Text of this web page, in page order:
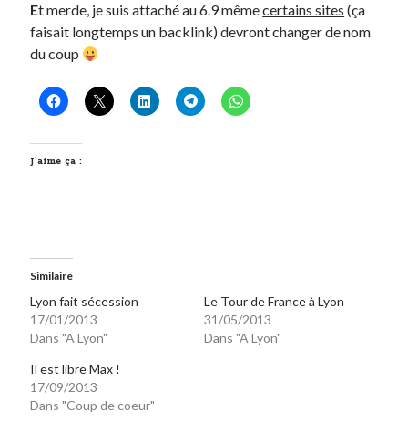
Et merde, je suis attaché au 6.9 mêmecertains sites (ça
faisait longtemps un backlink) devront changer de nom
du coup
J’aime ça :
Similaire
Lyon fait sécession
17/01/2013
Dans "A Lyon"
Le Tour de France à Lyon
31/05/2013
Dans "A Lyon"
Il est libre Max !
17/09/2013
Dans "Coup de coeur"